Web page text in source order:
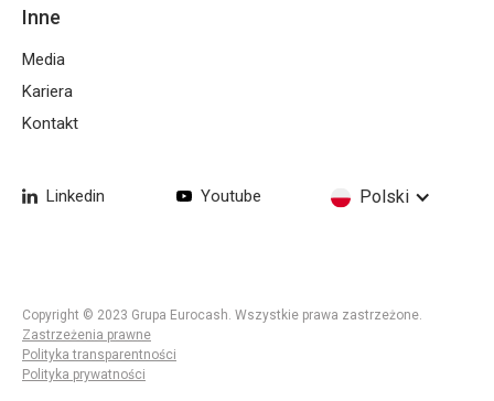
Linkedin Youtube Polski
Inne
Media
Kariera
Kontakt
Copyright © 2023 Grupa Eurocash. Wszystkie prawa zastrzeżone.
Zastrzeżenia prawne
Polityka transparentności
Polityka prywatności